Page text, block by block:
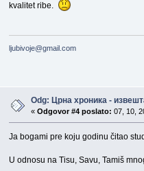
kvalitet ribe.
ljubivoje@gmail.com
Odg: Црна хроника -
« Odgovor #4 poslato: 07, 10,
Ja bogami pre koju godinu čitao
U odnosu na Tisu, Savu, Tamiš